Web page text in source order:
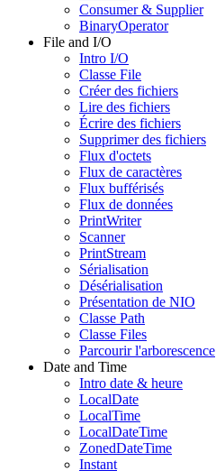
Consumer & Supplier
BinaryOperator
File and I/O
Intro I/O
Classe File
Créer des fichiers
Lire des fichiers
Écrire des fichiers
Supprimer des fichiers
Flux d'octets
Flux de caractères
Flux bufférisés
Flux de données
PrintWriter
Scanner
PrintStream
Sérialisation
Désérialisation
Présentation de NIO
Classe Path
Classe Files
Parcourir l'arborescence
Date and Time
Intro date & heure
LocalDate
LocalTime
LocalDateTime
ZonedDateTime
Instant